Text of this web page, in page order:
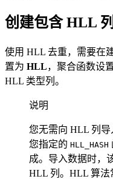
创建包含 HLL
使用 HLL 去重，需要在
置为 HLL，聚合函数设
HLL 类型列。
说明
您无需向 HLL 列
您指定的 HLL_HASH
成。导入数据时，
HLL 列。HLL 算法